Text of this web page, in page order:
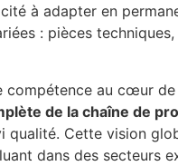
à adapter en
: pièces
au cœur
de la chaîne de
qualité. Cette vision
dans des secteurs